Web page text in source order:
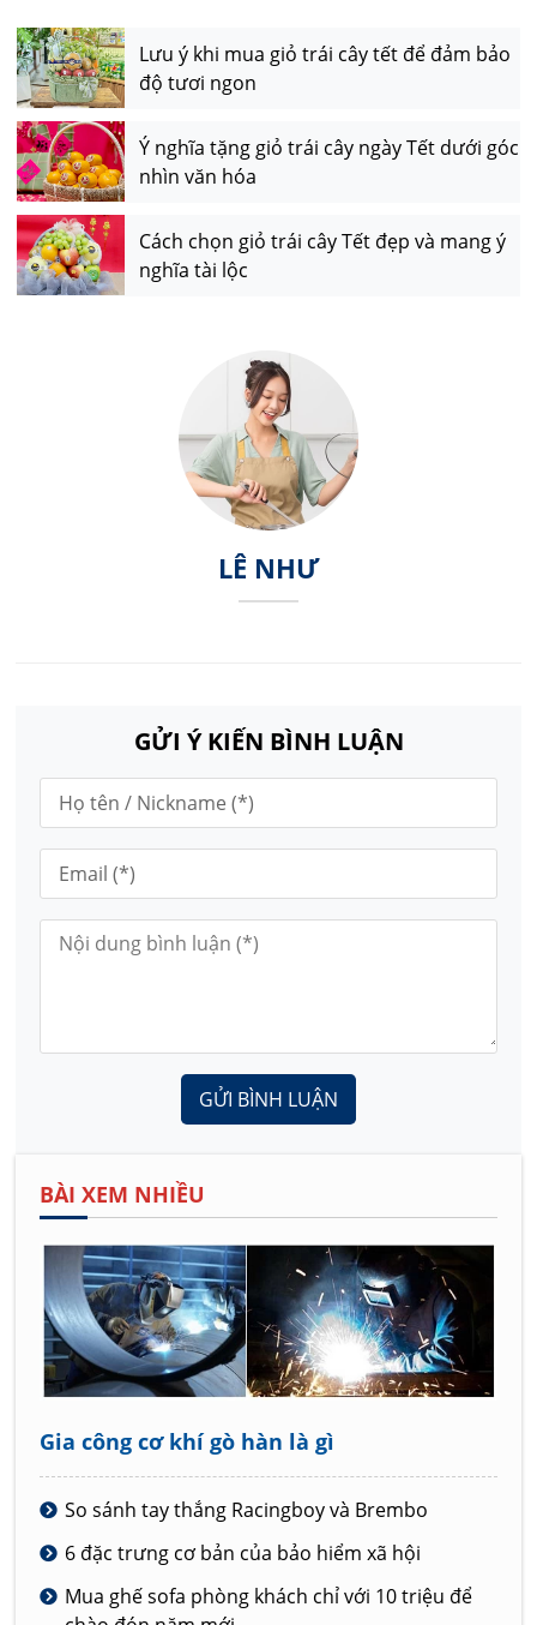
Lưu ý khi mua giỏ trái cây tết để đảm bảo
độ tươi ngon
Ý nghĩa tặng giỏ trái cây ngày Tết dưới góc
nhìn văn hóa
Cách chọn giỏ trái cây Tết đẹp và mang ý
nghĩa tài lộc
LÊ NHƯ
GỬI Ý KIẾN BÌNH LUẬN
GỬI BÌNH LUẬN
BÀI XEM NHIỀU
Gia công cơ khí gò hàn là gì
So sánh tay thắng Racingboy và Brembo
6 đặc trưng cơ bản của bảo hiểm xã hội
Mua ghế sofa phòng khách chỉ với 10 triệu để